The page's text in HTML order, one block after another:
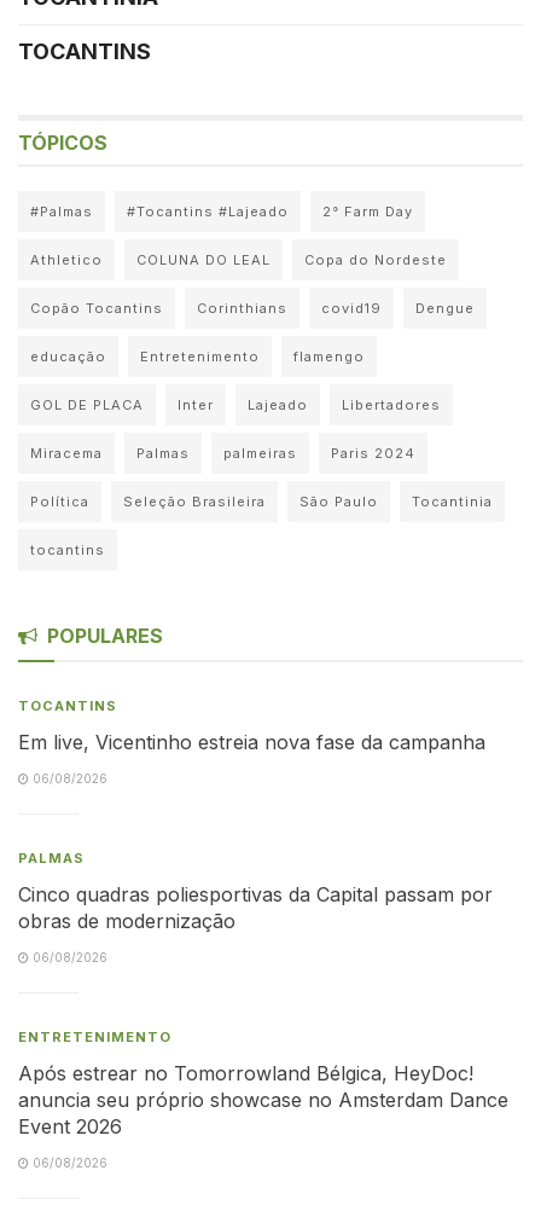
TOCANTINS
TÓPICOS
#Palmas #Tocantins #Lajeado 2° Farm Day
Athletico COLUNA DO LEAL Copa do Nordeste
Copão Tocantins Corinthians covid19 Dengue
educação Entretenimento flamengo
GOL DE PLACA Inter Lajeado Libertadores
Miracema Palmas palmeiras Paris 2024
Política Seleção Brasileira São Paulo Tocantinia
tocantins
POPULARES
TOCANTINS
Em live, Vicentinho estreia nova fase da campanha
06/08/2026
PALMAS
Cinco quadras poliesportivas da Capital passam por
obras de modernização
06/08/2026
ENTRETENIMENTO
Após estrear no Tomorrowland Bélgica, HeyDoc!
anuncia seu próprio showcase no Amsterdam Dance
Event 2026
06/08/2026